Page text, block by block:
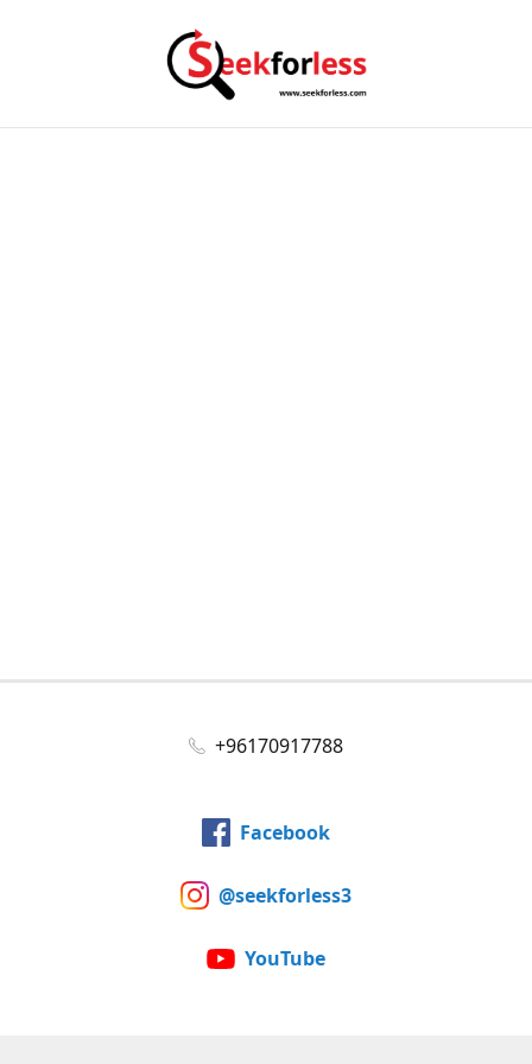
+96170917788
Facebook
@seekforless3
YouTube